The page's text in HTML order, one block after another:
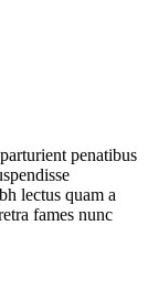
penatibus
lectus quam a
fames nunc